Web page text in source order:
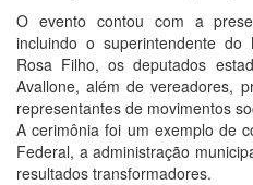
O evento contou com a
incluindo o superintendente
Rosa Filho, os deputados
Avallone, além de vereadores,
representantes de movimentos
A cerimônia foi um exemplo de
Federal, a administração
resultados transformadores.